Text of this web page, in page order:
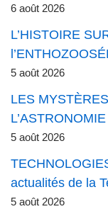
6 août 2026
L’HISTOIRE
5 août 2026
LES
5 août 2026
actualités de la
5 août 2026